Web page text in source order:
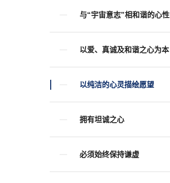
与“宇宙意志”相和谐的心性
以爱、真诚及和谐之心为本
以纯洁的心灵描绘愿望
拥有坦诚之心
必须始终保持谦虚